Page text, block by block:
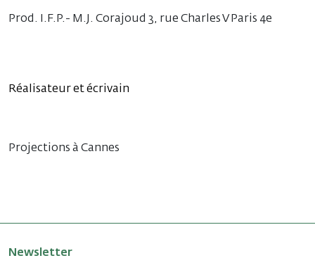
Prod. I.F.P.- M.J. Corajoud 3, rue Charles V Paris 4e
Réalisateur et écrivain
Projections à Cannes
Newsletter